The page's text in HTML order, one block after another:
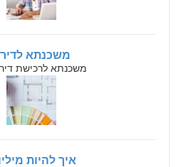
משכנתא
משכנתא לרכישת
איך להיות